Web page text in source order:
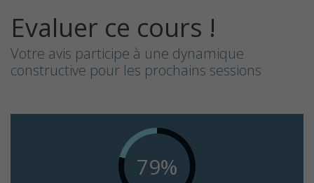
Evaluer ce cours !
Votre avis participe à une dynamique
constructive pour les prochains sessions
79%